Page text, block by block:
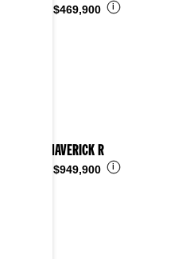
$469,900 i
2024 MAVERICK R
$949,900 i